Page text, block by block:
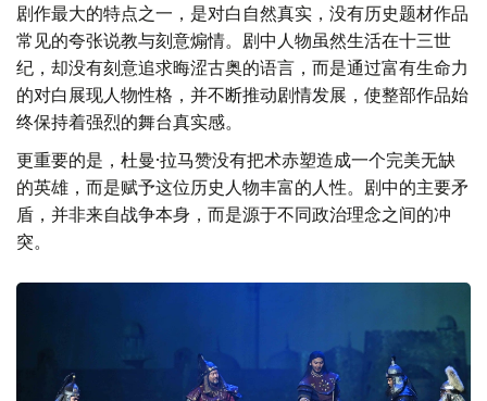
剧作最大的特点之一，是对白自然真实，没有历史题材作品
常见的夸张说教与刻意煽情。剧中人物虽然生活在十三世
纪，却没有刻意追求晦涩古奥的语言，而是通过富有生命力
的对白展现人物性格，并不断推动剧情发展，使整部作品始
终保持着强烈的舞台真实感。
更重要的是，杜曼·拉马赞没有把术赤塑造成一个完美无缺
的英雄，而是赋予这位历史人物丰富的人性。剧中的主要矛
盾，并非来自战争本身，而是源于不同政治理念之间的冲
突。